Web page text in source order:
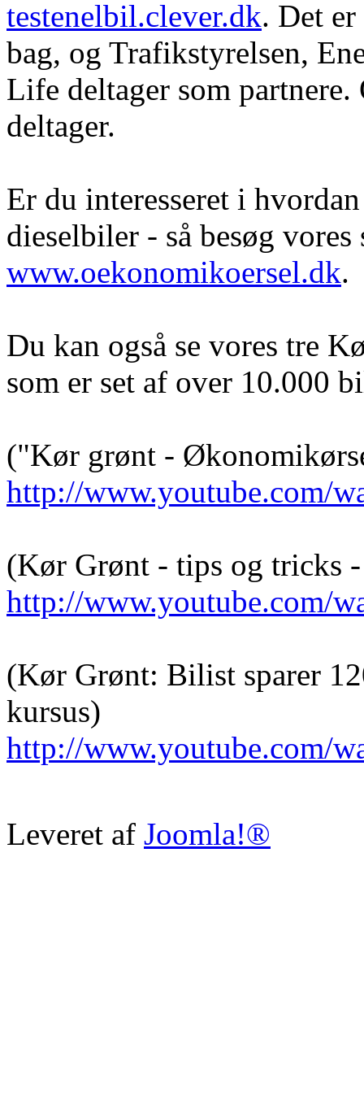
testenelbil.clever.dk. Det
bag, og Trafikstyrelsen,
Life deltager som
deltager.
Er du interesseret i
dieselbiler - så besøg vores
www.oekonomikoersel.dk.
Du kan også se vores tre
som er set af over 10.000
("Kør grønt -
http://www.youtube.com/
(Kør Grønt - tips og tricks
http://www.youtube.com/
(Kør Grønt: Bilist sparer
kursus)
http://www.youtube.com/
Leveret af Joomla!®